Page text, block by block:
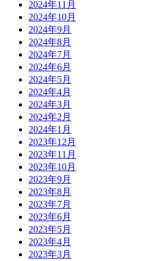
2024年11月
2024年10月
2024年9月
2024年8月
2024年7月
2024年6月
2024年5月
2024年4月
2024年3月
2024年2月
2024年1月
2023年12月
2023年11月
2023年10月
2023年9月
2023年8月
2023年7月
2023年6月
2023年5月
2023年4月
2023年3月